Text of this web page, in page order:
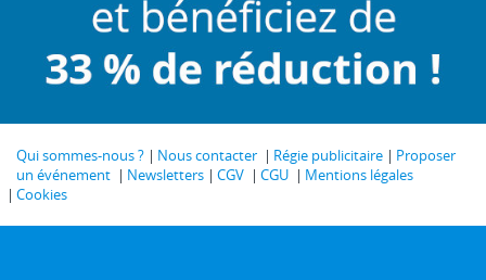
Qui sommes-nous ? Nous contacter Régie publicitaire
Proposer
un événement
Newsletters CGV CGU
Mentions légales
Cookies